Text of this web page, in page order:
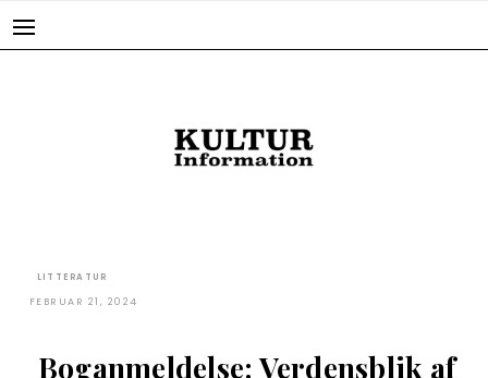
LITTERATUR
FEBRUAR 21, 2024
Boganmeldelse: Verdensblik af